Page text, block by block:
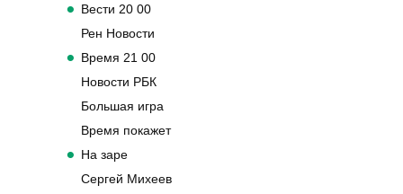
Время покажет
На заре
Сергей Михеев
Вечер с Соловьевым
Железная логика
Ставка
Полный контакт
Стратегия национальной безопасности